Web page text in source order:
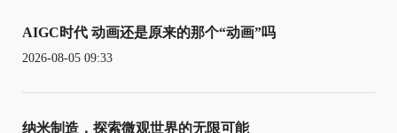
AIGC时代 动画还是原来的那个“动画”吗
2026-08-05 09:33
纳米制造，探索微观世界的无限可能